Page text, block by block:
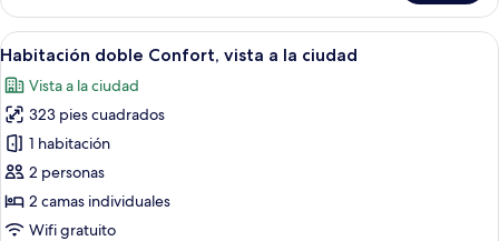
triple
Confort,
vista
la
ciudad
Abrir
todas
las
fotos
de
Habitación
doble
Confort,
Una habitación de hotel moderna
1
Habitación doble Confort, vista a la ciudad
Vista a la ciudad
323 pies cuadrados
1 habitación
2 personas
2 camas individuales
Wifi gratuito